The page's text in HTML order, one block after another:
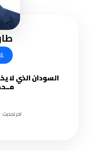
السودان الذي لا
اخر تحديث: 25 أبريل, 2026 3:22 مساءً